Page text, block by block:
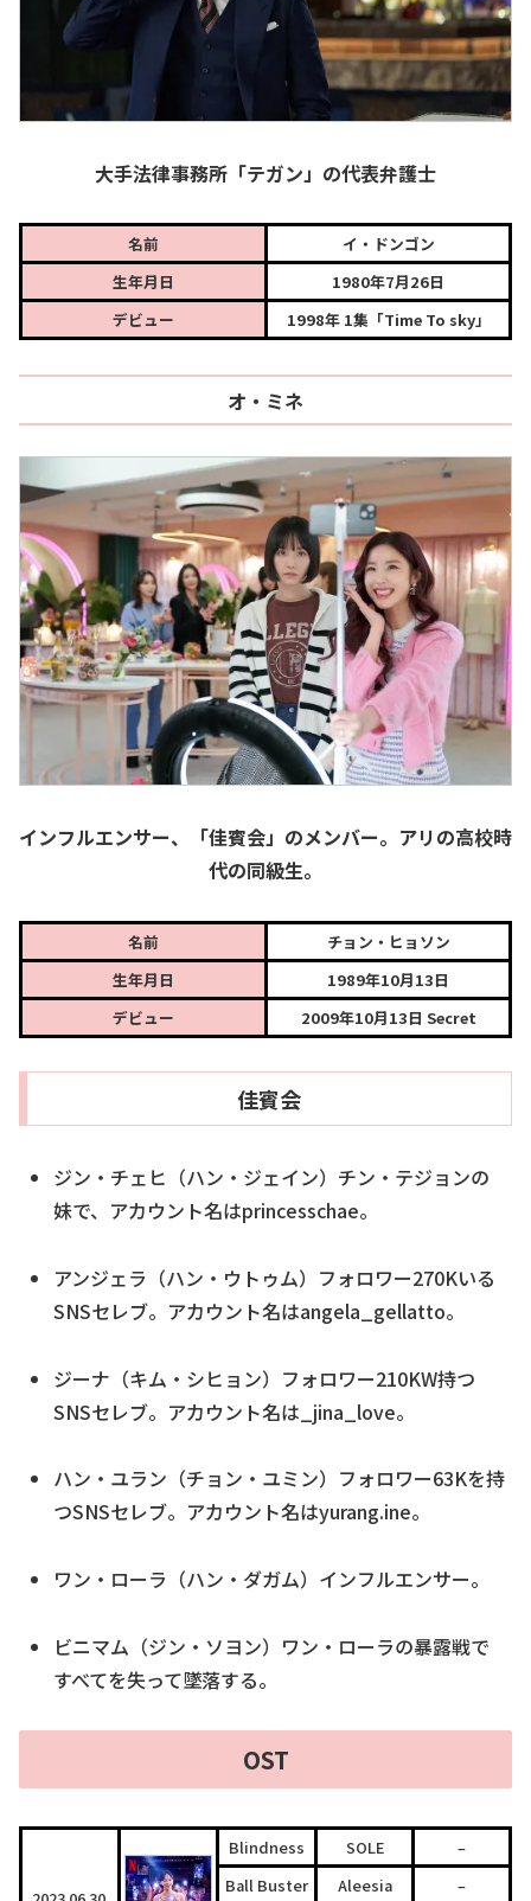
大手法律事務所「テガン」の代表弁護士
名前
イ・ドンゴン
生年月日
1980年7月26日
デビュー
1998年 1集「Time To sky」
オ・ミネ
インフルエンサー、「佳賓会」のメンバー。アリの高校時
代の同級生。
名前
チョン・ヒョソン
生年月日
1989年10月13日
デビュー
2009年10月13日 Secret
佳賓会
ジン・ チェヒ（ハン ・ジェイン）チン・テジョンの
妹で、アカウント名はprincesschae。
アンジェラ（ハン・ウトゥム）フォロワー270Kいる
SNSセレブ。​アカウント名はangela_gellatto。
ジーナ（キム ・ シヒョン） ​フォロワー210KW持つ
SNSセレブ。アカウント名は_jina_love。
ハン・ユラン（チョン・ユミン）フォロワー63Kを持
つSNSセレブ。アカウント名はyurang.ine。
ワン・ ローラ （ハン・ダガム）インフルエンサー。
ビニマム（ジン ・ ソヨン） ​ワン・ローラの暴露戦で
すべてを失って墜落する。
OST
Blindness SOLE
–
Ball Buster
Aleesia –